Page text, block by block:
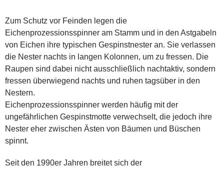
Zum Schutz vor Feinden legen die
Eichenprozessionsspinner am Stamm und in den Astgabeln
von Eichen ihre typischen Gespinstnester an. Sie verlassen
die Nester nachts in langen Kolonnen, um zu fressen. Die
Raupen sind dabei nicht ausschließlich nachtaktiv, sondern
fressen überwiegend nachts und ruhen tagsüber in den
Nestern.
Eichenprozessionsspinner werden häufig mit der
ungefährlichen Gespinstmotte verwechselt, die jedoch ihre
Nester eher zwischen Ästen von Bäumen und Büschen
spinnt.
Seit den 1990er Jahren breitet sich der